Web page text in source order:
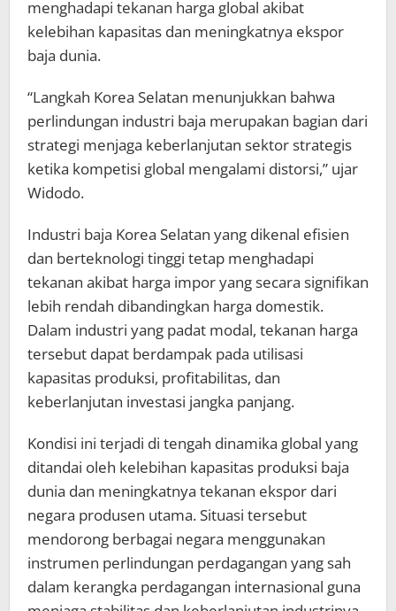
menghadapi tekanan harga global akibat
kelebihan kapasitas dan meningkatnya ekspor
baja dunia.
“Langkah Korea Selatan menunjukkan bahwa
perlindungan industri baja merupakan bagian dari
strategi menjaga keberlanjutan sektor strategis
ketika kompetisi global mengalami distorsi,” ujar
Widodo.
Industri baja Korea Selatan yang dikenal efisien
dan berteknologi tinggi tetap menghadapi
tekanan akibat harga impor yang secara signifikan
lebih rendah dibandingkan harga domestik.
Dalam industri yang padat modal, tekanan harga
tersebut dapat berdampak pada utilisasi
kapasitas produksi, profitabilitas, dan
keberlanjutan investasi jangka panjang.
Kondisi ini terjadi di tengah dinamika global yang
ditandai oleh kelebihan kapasitas produksi baja
dunia dan meningkatnya tekanan ekspor dari
negara produsen utama. Situasi tersebut
mendorong berbagai negara menggunakan
instrumen perlindungan perdagangan yang sah
dalam kerangka perdagangan internasional guna